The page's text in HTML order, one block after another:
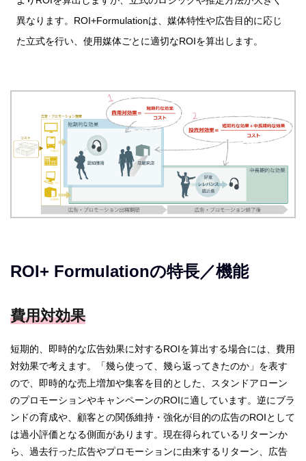
異なります。ROI+Formulationは、媒体特性や広告目的に応じ
た立式を行い、使用媒体ごとに適切なROIを算出します。
ROI+ Formulationの特長／機能
費用対効果
短期的、即時的な広告効果に対するROIを算出する場合には、費用
対効果で考えます。「幾ら使って、幾ら返ってきたのか」を表す
ので、即時的な売上増加や集客を目的とした、スタンドアローン
のプロモーションやキャンペーンのROIに適しています。逆にブラ
ンドの育成や、顧客との関係維持・強化が目的の広告のROIとして
は過小評価となる側面があります。現在得られているリターンか
ら、過去行った広告やプロモーションに由来するリターン、広告